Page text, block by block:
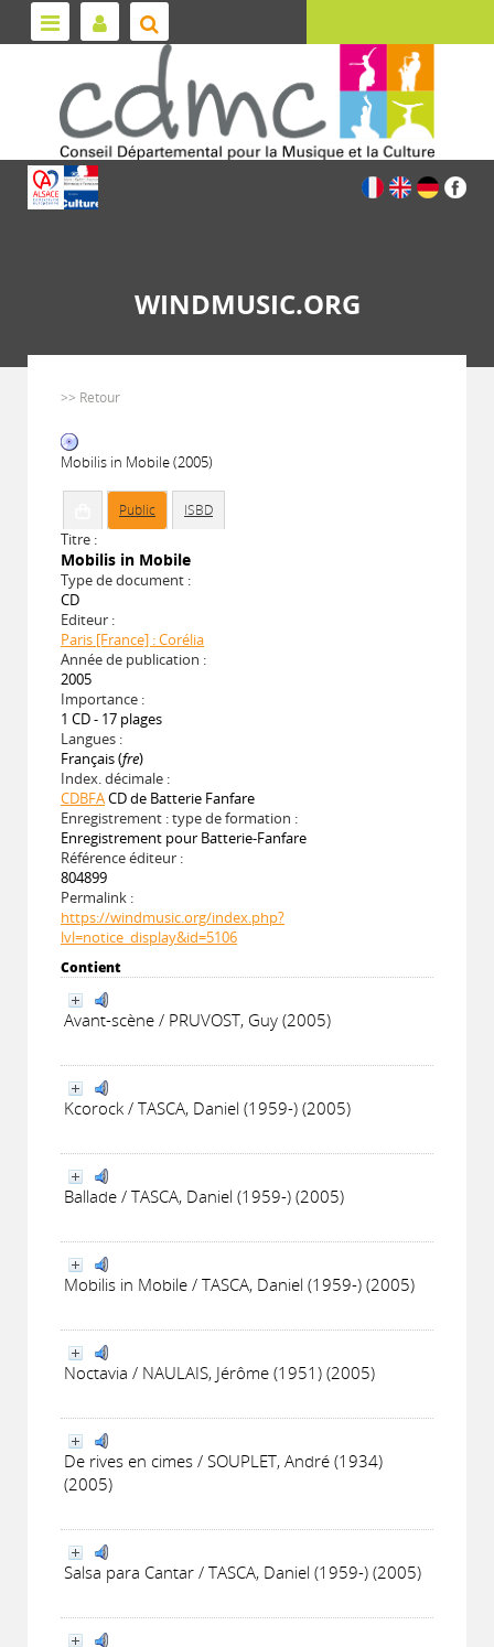
WINDMUSIC.ORG
>> Retour
Mobilis in Mobile (2005)
Public ISBD
Titre :
Mobilis in Mobile
Type de document :
CD
Editeur :
Paris [France] : Corélia
Année de publication :
2005
Importance :
1 CD - 17 plages
Langues :
Français (fre)
Index. décimale :
CDBFACD de Batterie Fanfare
Enregistrement : type de formation :
Enregistrement pour Batterie-Fanfare
Référence éditeur :
804899
Permalink :
https://windmusic.org/index.php?
lvl=notice_display&id=5106
Contient
Avant-scène / PRUVOST, Guy (2005)
Kcorock / TASCA, Daniel (1959-) (2005)
Ballade / TASCA, Daniel (1959-) (2005)
Mobilis in Mobile / TASCA, Daniel (1959-) (2005)
Noctavia / NAULAIS, Jérôme (1951) (2005)
De rives en cimes / SOUPLET, André (1934)
(2005)
Salsa para Cantar / TASCA, Daniel (1959-) (2005)